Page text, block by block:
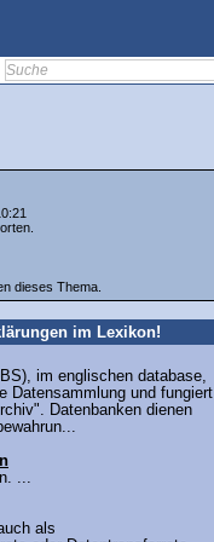
dieses Thema.
im Lexikon!
im englischen database,
Datensammlung und fungiert
Datenbanken dienen
...
als